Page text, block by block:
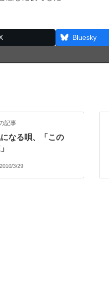
Bluesky
記事
なる唄、「この
2010/3/29